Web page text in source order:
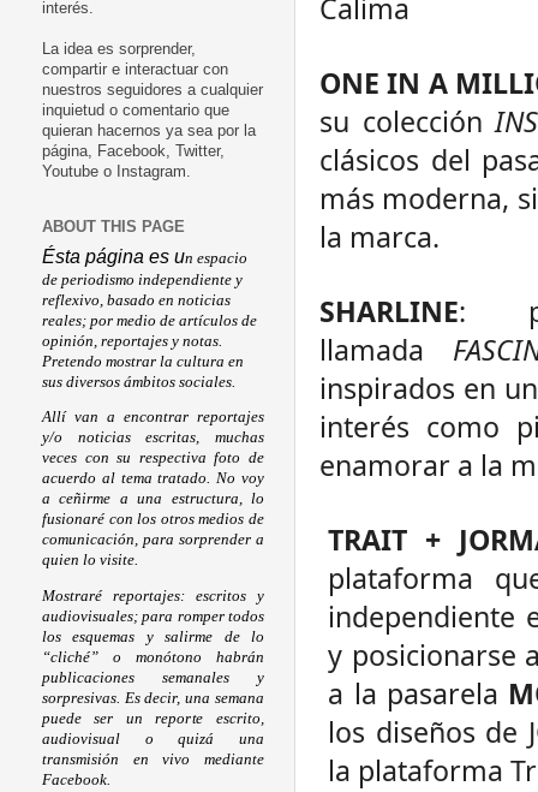
Calima
ONE IN A
su colección
clásicos del
más moderna,
la marca.
SHARLINE:
llamada
inspirados en
interés como
enamorar a la
TRAIT +
plataforma
independiente
y posicionarse
a la pasarela
los diseños de
la plataforma
interés.
La idea es sorprender,
compartir e interactuar con
nuestros seguidores a cualquier
inquietud o comentario que
quieran hacernos ya sea por la
página, Facebook, Twitter,
Youtube o Instagram.
ABOUT THIS PAGE
Ésta página es un espacio
de periodismo independiente y
reflexivo, basado en noticias
reales; por medio de artículos de
opinión, reportajes y notas.
Pretendo mostrar la cultura en
sus diversos ámbitos sociales.
Allí van a encontrar reportajes
y/o noticias escritas, muchas
veces con su respectiva foto de
acuerdo al tema tratado. No voy
a ceñirme a una estructura, lo
fusionaré con los otros medios de
comunicación, para sorprender a
quien lo visite.
Mostraré reportajes: escritos y
audiovisuales; para romper todos
los esquemas y salirme de lo
“cliché” o monótono habrán
publicaciones semanales y
sorpresivas. Es decir, una semana
puede ser un reporte escrito,
audiovisual o quizá una
transmisión en vivo mediante
Facebook.